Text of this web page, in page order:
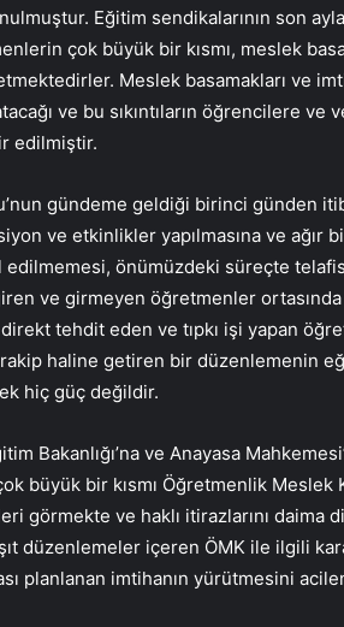
Eğitim sendikalarının son
çok büyük bir kısmı, meslek
Meslek basamakları ve
ve bu sıkıntıların öğrencilere ve
edilmiştir.
gündeme geldiği birinci günden
ve etkinlikler yapılmasına ve ağır
edilmemesi, önümüzdeki süreçte
ve girmeyen öğretmenler ortasında
direkt tehdit eden ve tıpkı işi yapan
haline getiren bir düzenlemenin
hiç güç değildir.
Bakanlığı’na ve Anayasa
büyük bir kısmı Öğretmenlik Meslek
görmekte ve haklı itirazlarını
düzenlemeler içeren ÖMK ile ilgili
planlanan imtihanın yürütmesini